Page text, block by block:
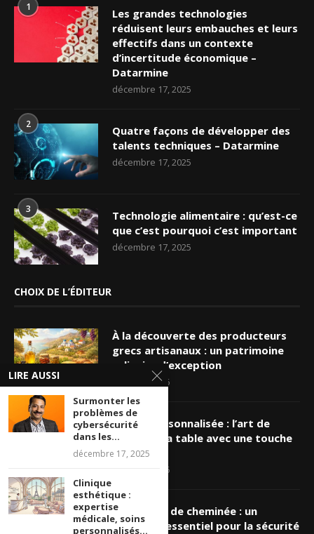
1
Les grandes technologies
réduisent leurs embauches et leurs
effectifs dans un contexte
d’incertitude économique –
Datarmine
décembre 17, 2025
2
Quatre façons de développer des
talents techniques – Datarmine
décembre 17, 2025
3
Technologie alimentaire : qu’est-ce
que c’est pourquoi c’est important
décembre 17, 2025
CHOIX DE L’ÉDITEUR
À la découverte des producteurs
grecs artisanaux : un patrimoine
culinaire d’exception
mars 19, 2026
Nappe personnalisée : l’art de
sublimer sa table avec une touche
unique
mars 16, 2026
Ramonage de cheminée : un
entretien essentiel pour la sécurité
LIRE AUSSI
Surmonter les
problèmes de
cybersécurité
dans les...
décembre 17, 2025
Clinique
esthétique :
expertise
médicale, soins
personnalisés...